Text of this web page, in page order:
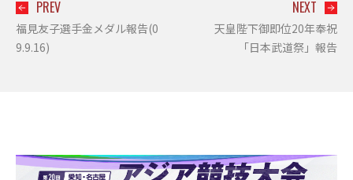
PREV
福見友子選手金メダル報告(0
9.9.16)
NEXT
天皇陛下御即位20年奉祝
「日本武道祭」報告